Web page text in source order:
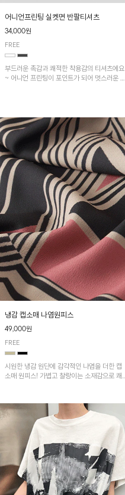
어니언프린팅 실켓면 반팔티셔츠
34,000원
FREE
부드러운 촉감과 쾌적한 착용감의 티셔츠에요
~ 어니언 프린팅이 포인트가 되어 멋스러운 아
냉감 캡소매 나염원피스
49,000원
FREE
시원한 냉감 원단에 감각적인 나염을 더한 캡
소매 원피스! 가볍고 찰랑이는 소재감으로 쾌